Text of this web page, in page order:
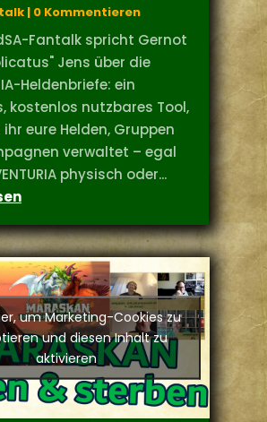
| 0 Kommentieren
Fantalk spricht Gernot
Jens über die
Heldenbriefe: ein
kostenlos nutzbares Tool,
eure Helden, Gruppen
verwaltet – egal
physisch oder...
um Marketing-Cookies zu
und diesen Inhalt zu
aktivieren